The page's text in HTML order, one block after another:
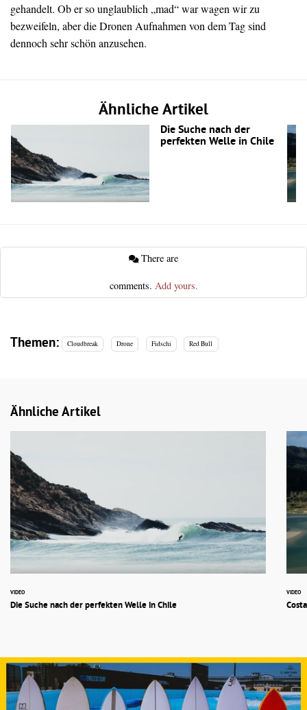
gehandelt. Ob er so unglaublich „mad“ war wagen wir zu
bezweifeln, aber die Dronen Aufnahmen von dem Tag sind
dennoch sehr schön anzusehen.
Ähnliche Artikel
Die Suche nach der
perfekten Welle in Chile
comments. Add yours.
Themen: Cloudbreak Drone Fidschi Red Bull
Ähnliche Artikel
VIDEO
Die Suche nach der perfekten Welle in Chile
VIDEO